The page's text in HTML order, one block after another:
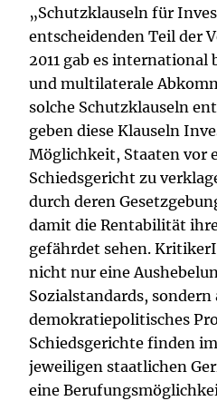
„Schutzklauseln für
entscheidenden Teil der
2011 gab es international
und multilaterale
solche Schutzklauseln
geben diese Klauseln
Möglichkeit, Staaten vor
Schiedsgericht zu
durch deren
damit die Rentabilität
gefährdet sehen.
nicht nur eine
Sozialstandards, sondern
demokratiepolitisches
Schiedsgerichte finden
jeweiligen staatlichen
eine